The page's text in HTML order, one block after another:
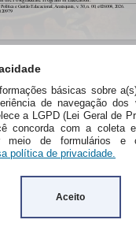
básicas sobre
de navegação
a LGPD (Lei Geral de
concorda com a coleta
meio de formulários e
política de privacidade.
Aceito